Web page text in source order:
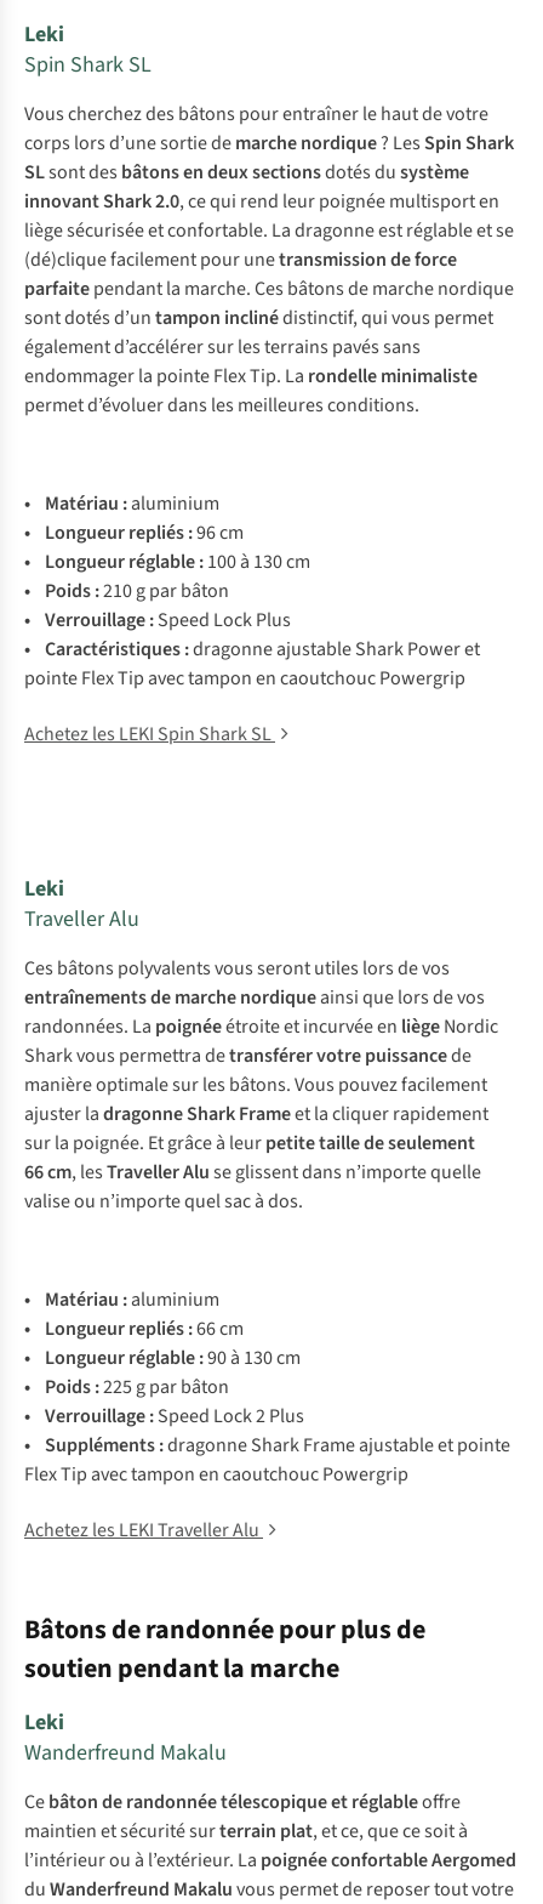
Leki
Spin Shark SL
Vous cherchez des bâtons pour entraîner le haut de votre
corps lors d’une sortie demarche nordique? LesSpin Shark
SLsont des bâtons en deux sectionsdotés dusystème
innovant Shark 2.0, ce qui rend leur poignée multisport en
liège sécurisée et confortable. La dragonne est réglable et se
(dé)clique facilement pour unetransmission de force
parfaitependant la marche. Ces bâtons de marche nordique
sont dotés d’untampon inclinédistinctif, qui vous permet
également d’accélérer sur les terrains pavés sans
endommager la pointe Flex Tip. La rondelleminimaliste
permet d’évoluer dans les meilleures conditions.
• Matériau :aluminium
• Longueur repliés :96 cm
• Longueur réglable :100 à 130 cm
• Poids :210 g par bâton
• Verrouillage :Speed Lock Plus
• Caractéristiques :dragonne ajustable Shark Power et
pointe Flex Tip avec tampon en caoutchouc Powergrip
Achetez les LEKI Spin Shark SL
Leki
Traveller Alu
Ces bâtons polyvalents vous seront utiles lors de vos
entraînements de marche nordiqueainsi que lors de vos
randonnées. La poignéeétroite et incurvée en liègeNordic
Shark vous permettra detransférer votre puissancede
manière optimale sur les bâtons. Vous pouvez facilement
ajuster ladragonne Shark Frameet la cliquer rapidement
sur la poignée. Et grâce à leurpetite taille de seulement
66 cm, lesTraveller Aluse glissent dans n’importe quelle
valise ou n’importe quel sac à dos.
• Matériau :aluminium
• Longueur repliés :66 cm
• Longueur réglable :90 à 130 cm
• Poids :225 g par bâton
• Verrouillage :Speed Lock 2 Plus
• Suppléments :dragonne Shark Frame ajustable et pointe
Flex Tip avec tampon en caoutchouc Powergrip
Achetez les LEKI Traveller Alu
Bâtons de randonnée pour plus de
soutien pendant la marche
Leki
Wanderfreund Makalu
Cebâton de randonnée télescopique et réglableoffre
maintien et sécurité surterrain plat, et ce, que ce soit à
l’intérieur ou à l’extérieur. La poignée confortable Aergomed
duWanderfreund Makaluvous permet de reposer tout votre